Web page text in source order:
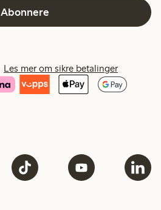
Abonnere
Les mer om sikre betalinger